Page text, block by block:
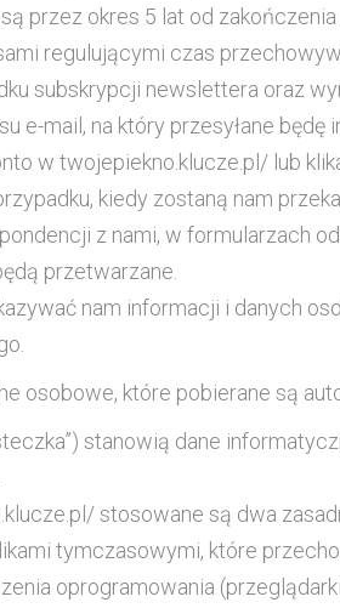
przez okres 5 lat od
regulującymi czas
subskrypcji newslettera oraz
e-mail, na który przesyłane
w twojepiekno.klucze.pl/ lub
kiedy zostaną nam
z nami, w formularzach
przetwarzane.
nam informacji i danych
osobowe, które pobierane są
stanowią dane
stosowane są dwa
tymczasowymi, które
oprogramowania